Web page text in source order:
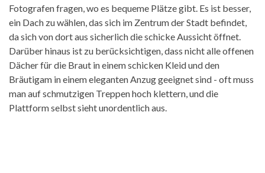
Fotografen fragen, wo es bequeme Plätze gibt. Es ist besser,
ein Dach zu wählen, das sich im Zentrum der Stadt befindet,
da sich von dort aus sicherlich die schicke Aussicht öffnet.
Darüber hinaus ist zu berücksichtigen, dass nicht alle offenen
Dächer für die Braut in einem schicken Kleid und den
Bräutigam in einem eleganten Anzug geeignet sind - oft muss
man auf schmutzigen Treppen hoch klettern, und die
Plattform selbst sieht unordentlich aus.